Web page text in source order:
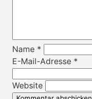
Name *
E-Mail-Adresse *
Website